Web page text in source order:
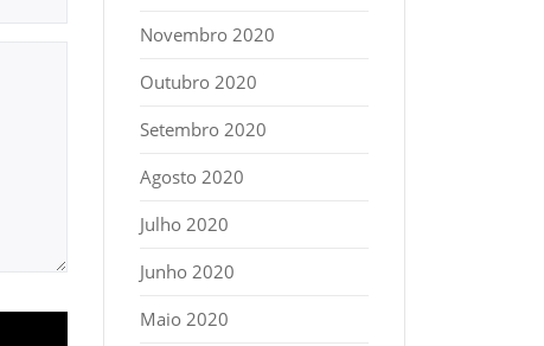
Novembro 2020
Outubro 2020
Setembro 2020
Agosto 2020
Julho 2020
Junho 2020
Maio 2020